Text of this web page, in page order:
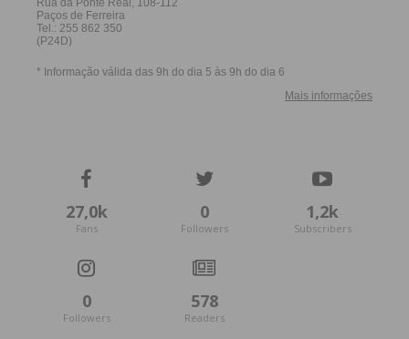
27,0k
Fans
0
Followers
1,2k
Subscribers
0
Followers
578
Readers